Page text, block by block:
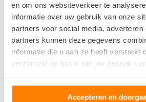
en om ons websiteverkeer te
informatie over uw gebruik van onze
partners voor social media, adverteren
partners kunnen deze gegevens
informatie die u aan ze heeft verstrekt
verzameld op basis van uw gebruik
Accepteren en
Andere autosloperijen in de buurt
Bent u op zoek naar een andere
autodemontagebedrijf in de buurt van
(De) Montage B.V.? Hieronder vind u een
autosloperijen inVlaardingen, Zuid-holland
kunnen u helpen als u uw sloopauto wilt